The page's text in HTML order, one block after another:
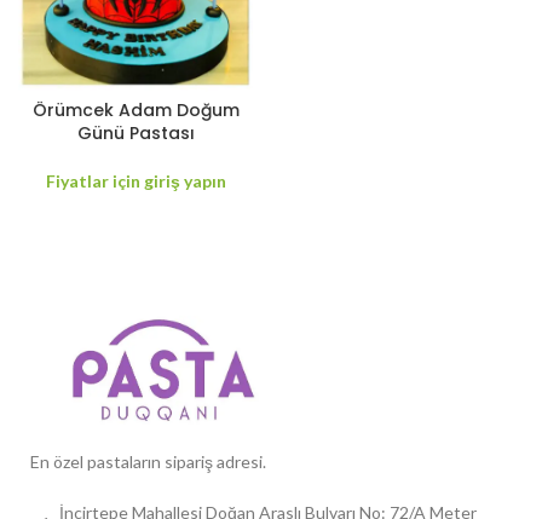
Örümcek Adam Doğum
Günü Pastası
Fiyatlar için giriş yapın
En özel pastaların sipariş adresi.
İncirtepe Mahallesi Doğan Araslı Bulvarı No: 72/A Meter